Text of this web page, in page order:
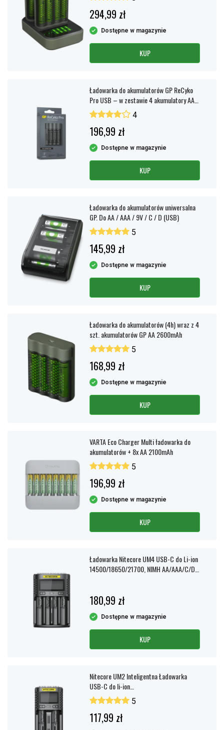
Posiadanie indywidualnych kanałów ładowania może być
pożądane, jeśli baterie mają np. różną pojemność, producenta lub
wiek.
Ładowanie staje się również dokładniejsze, ponieważ jest
kontrolowane indywidualnie.
294,99 zł
Dostępne w magazynie
KUP
Ładowarka do akumulatorów GP ReCyko
Pro USB – w zestawie 4 akumulatory AA
Ni-MH 2000mAh 4
196,99 zł
Dostępne w magazynie
KUP
Ładowarka do akumulatorów uniwersalna
GP. Do AA / AAA / 9V / C / D (USB)
5
145,99 zł
Dostępne w magazynie
KUP
Ładowarka do akumulatorów (4h) wraz z 4
szt. akumulatorów GP AA 2600mAh
5
168,99 zł
Dostępne w magazynie
KUP
VARTA Eco Charger Multi ładowarka do
akumulatorów + 8x AA 2100mAh
5
196,99 zł
Dostępne w magazynie
KUP
Ładowarka Nitecore UM4 USB-C do Li-ion
14500/18650/21700, NIMH AA/AAA/C/D
180,99 zł
Dostępne w magazynie
KUP
Nitecore UM2 Inteligentna Ładowarka
USB-C do li-ion
14500/16340/18650/21700 (NIMH
AA/AAA/C/D) i innych
5
117,99 zł